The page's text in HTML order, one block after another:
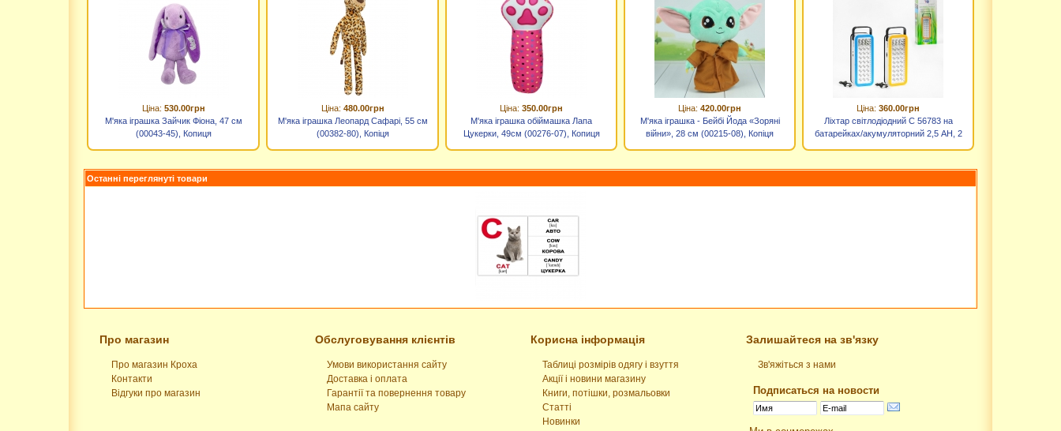
Ціна: 530.00грн
М'яка іграшка Зайчик Фіона, 47 см
(00043-45), Копиця
Ціна: 480.00грн
М'яка іграшка Леопард Сафарі, 55 см
(00382-80), Копіця
Ціна: 350.00грн
М'яка іграшка обіймашка Лапа
Цукерки, 49см (00276-07), Копиця
Ціна: 420.00грн
М'яка іграшка - Бейбі Йода «Зоряні
війни», 28 см (00215-08), Копіця
Ціна: 360.00грн
Ліхтар світлодіодний C 56783 на
батарейках/акумуляторний 2,5 AH, 2
Останні переглянуті товари
Про магазин
Про магазин Кроха
Контакти
Відгуки про магазин
Обслуговування клієнтів
Умови використання сайту
Доставка і оплата
Гарантії та повернення товару
Мапа сайту
Корисна інформація
Таблиці розмірів одягу і взуття
Акції і новини магазину
Книги, потішки, розмальовки
Статті
Новинки
Залишайтеся на зв'язку
Зв'яжіться з нами
Подписаться на новости